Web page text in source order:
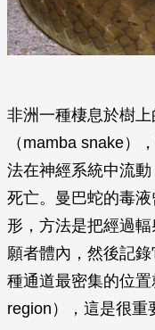
非洲一種棲息於樹上
（mamba snake）
法在神經系統中流
死亡。曼巴蛇的毒
形，方法是把經過
願者體內，然後記
種通道最密集的位
region），這是很重